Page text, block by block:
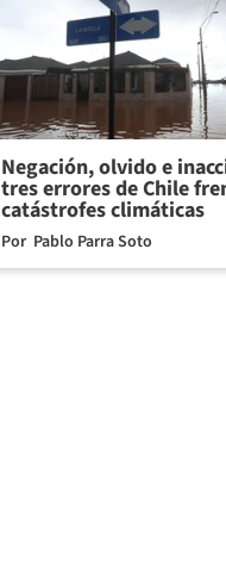
Negación, olvido e
tres errores de Chile
catástrofes climáticas
Por Pablo Parra Soto